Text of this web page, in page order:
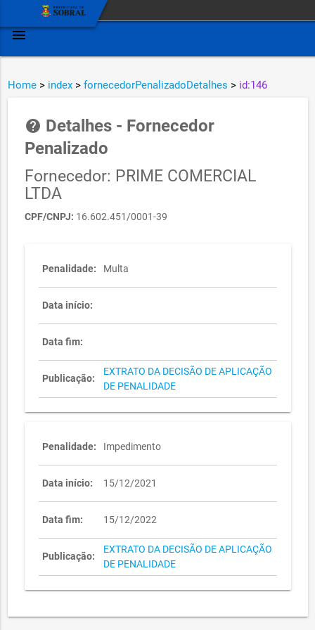
menu
Home > index > fornecedorPenalizadoDetalhes > id:146
help Detalhes - Fornecedor
Penalizado
Fornecedor: PRIME COMERCIAL
LTDA
CPF/CNPJ: 16.602.451/0001-39
Penalidade: Multa
Data início:
Data fim:
Publicação:
EXTRATO DA DECISÃO DE APLICAÇÃO
DE PENALIDADE
Penalidade: Impedimento
Data início: 15/12/2021
Data fim: 15/12/2022
Publicação:
EXTRATO DA DECISÃO DE APLICAÇÃO
DE PENALIDADE